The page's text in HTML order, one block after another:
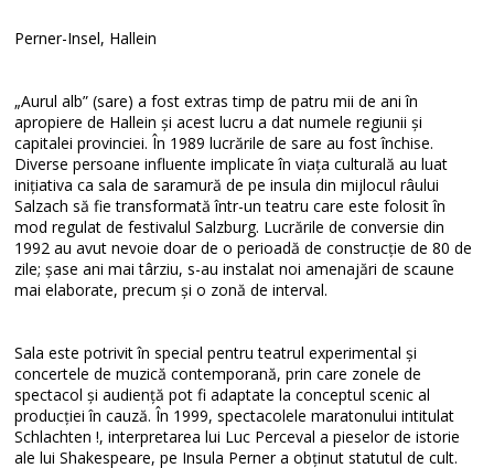
Perner-Insel, Hallein
„Aurul alb” (sare) a fost extras timp de patru mii de ani în
apropiere de Hallein și acest lucru a dat numele regiunii și
capitalei provinciei. În 1989 lucrările de sare au fost închise.
Diverse persoane influente implicate în viața culturală au luat
inițiativa ca sala de saramură de pe insula din mijlocul râului
Salzach să fie transformată într-un teatru care este folosit în
mod regulat de festivalul Salzburg. Lucrările de conversie din
1992 au avut nevoie doar de o perioadă de construcție de 80 de
zile; șase ani mai târziu, s-au instalat noi amenajări de scaune
mai elaborate, precum și o zonă de interval.
Sala este potrivit în special pentru teatrul experimental și
concertele de muzică contemporană, prin care zonele de
spectacol și audiență pot fi adaptate la conceptul scenic al
producției în cauză. În 1999, spectacolele maratonului intitulat
Schlachten !, interpretarea lui Luc Perceval a pieselor de istorie
ale lui Shakespeare, pe Insula Perner a obținut statutul de cult.